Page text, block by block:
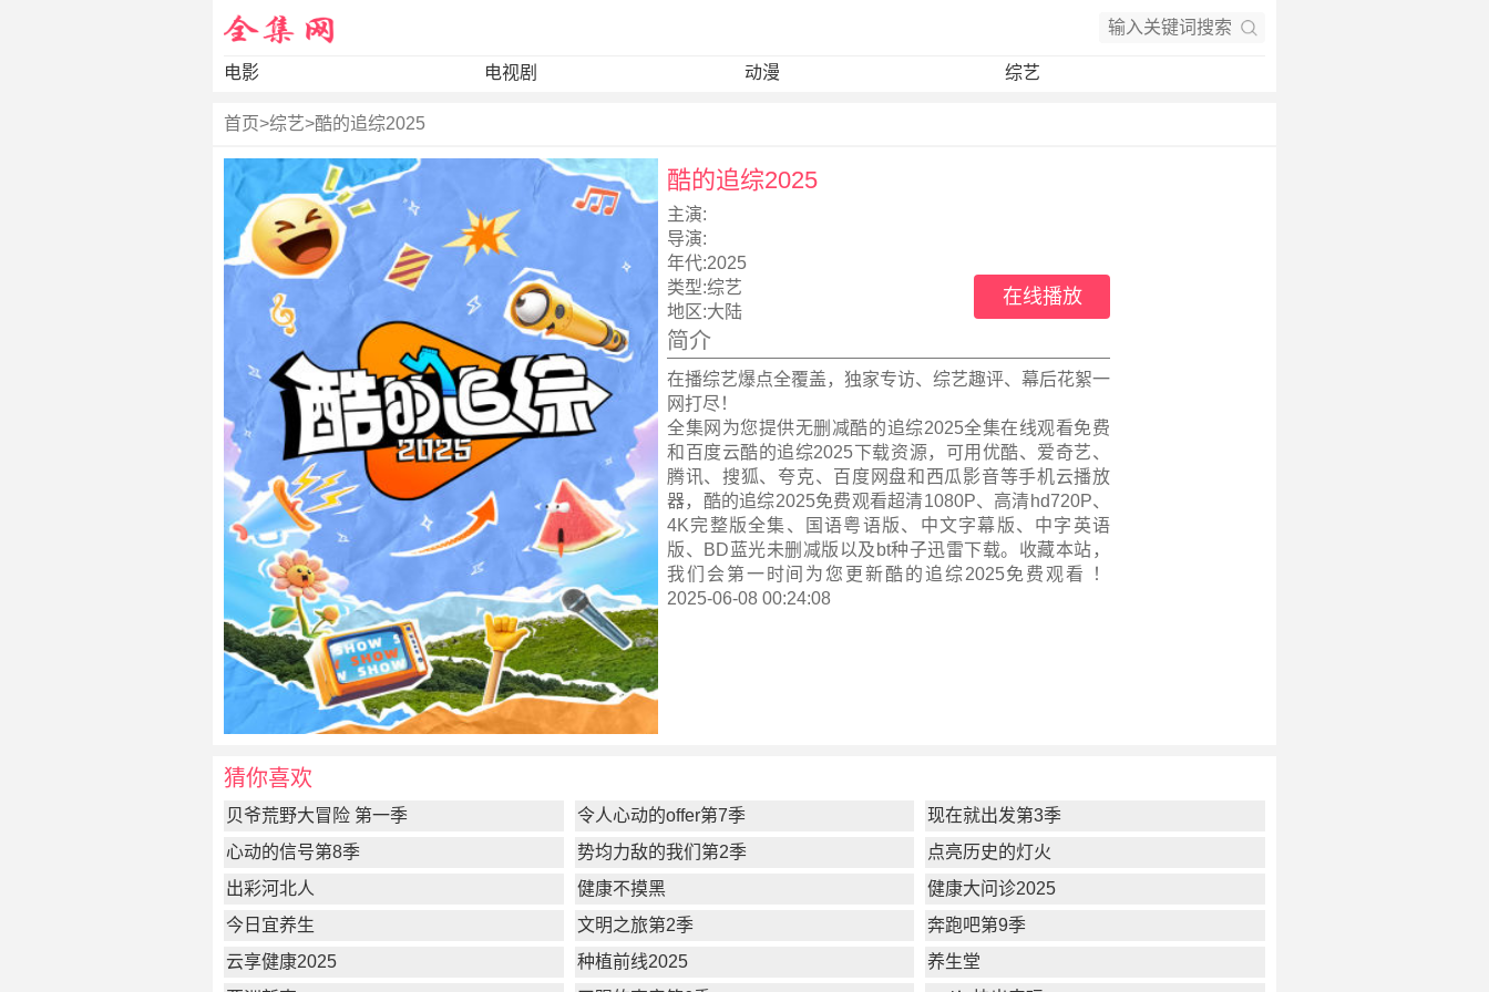
电影 电视剧 动漫 综艺
首页>综艺>酷的追综2025
酷的追综2025
主演:
导演:
年代:2025
类型:综艺
地区:大陆
在线播放
简介
在播综艺爆点全覆盖，独家专访、综艺趣评、幕后花絮一
网打尽！
全集网为您提供无删减酷的追综2025全集在线观看免费
和百度云酷的追综2025下载资源，可用优酷、爱奇艺、
腾讯、搜狐、夸克、百度网盘和西瓜影音等手机云播放
器，酷的追综2025免费观看超清1080P、高清hd720P、
4K完整版全集、国语粤语版、中文字幕版、中字英语
版、BD蓝光未删减版以及bt种子迅雷下载。收藏本站，
我们会第一时间为您更新酷的追综2025免费观看 ！
2025-06-08 00:24:08
猜你喜欢
贝爷荒野大冒险 第一季 令人心动的offer第7季
现在就出发第3季
心动的信号第8季
势均力敌的我们第2季
点亮历史的灯火
出彩河北人
健康不摸黑
健康大问诊2025
今日宜养生
文明之旅第2季
奔跑吧第9季
云享健康2025
种植前线2025
养生堂